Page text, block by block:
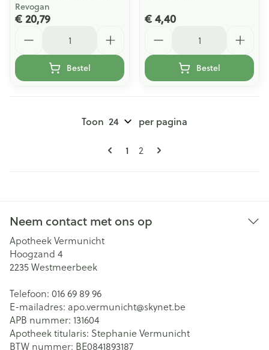
Revogan
€ 20,79
Bestel
€ 4,40
Bestel
Pagina's
U lees momenteel pagina
1 Pagina
2
Toon per pagina
Neem contact met ons op
Apotheek Vermunicht
Hoogzand 4
2235Westmeerbeek
Telefoon: 016 69 89 96
E-mailadres: apo.vermunicht@skynet.be
APB nummer: 131604
Apotheek titularis: Stephanie Vermunicht
BTW nummer: BE0841893187